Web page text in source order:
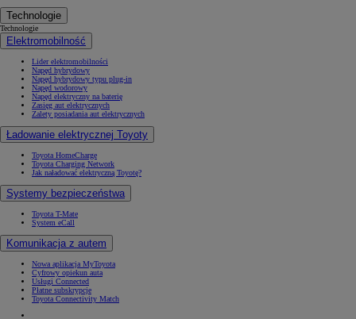
Technologie
Technologie
Elektromobilność
Lider elektromobilności
Napęd hybrydowy
Napęd hybrydowy typu plug-in
Napęd wodorowy
Napęd elektryczny na baterię
Zasięg aut elektrycznych
Zalety posiadania aut elektrycznych
Ładowanie elektrycznej Toyoty
Toyota HomeCharge
Toyota Charging Network
Jak naładować elektryczną Toyotę?
Systemy bezpieczeństwa
Toyota T-Mate
System eCall
Komunikacja z autem
Nowa aplikacja MyToyota
Cyfrowy opiekun auta
Usługi Connected
Płatne subskrypcje
Toyota Connectivity Match